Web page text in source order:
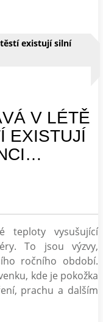
existují silní
V LÉTĚ
EXISTUJÍ
teploty vysušující
To jsou výzvy,
ročního období.
kde je pokožka
prachu a dalším